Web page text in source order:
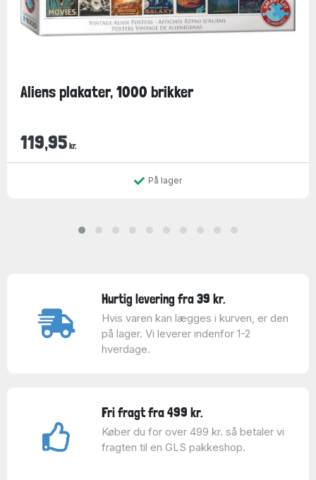
Aliens plakater, 1000 brikker
119,95 kr.
På lager
Hurtig levering fra 39 kr.
Hvis varen kan lægges i kurven, er den
på lager. Vi leverer indenfor 1-2
hverdage.
Fri fragt fra 499 kr.
Køber du for over 499 kr. så betaler vi
fragten til en GLS pakkeshop.